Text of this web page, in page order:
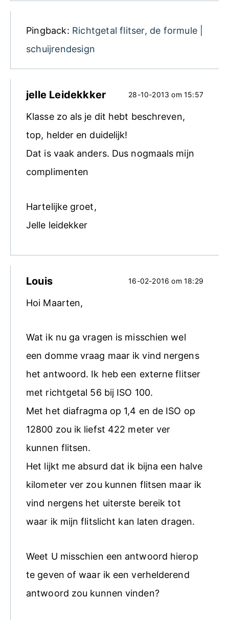
Pingback: Richtgetal flitser, de formule |
schuijrendesign
jelle Leidekkker 28-10-2013 om 15:57
Klasse zo als je dit hebt beschreven,
top, helder en duidelijk!
Dat is vaak anders. Dus nogmaals mijn
complimenten
Hartelijke groet,
Jelle leidekker
Louis 16-02-2016 om 18:29
Hoi Maarten,
Wat ik nu ga vragen is misschien wel
een domme vraag maar ik vind nergens
het antwoord. Ik heb een externe flitser
met richtgetal 56 bij ISO 100.
Met het diafragma op 1,4 en de ISO op
12800 zou ik liefst 422 meter ver
kunnen flitsen.
Het lijkt me absurd dat ik bijna een halve
kilometer ver zou kunnen flitsen maar ik
vind nergens het uiterste bereik tot
waar ik mijn flitslicht kan laten dragen.
Weet U misschien een antwoord hierop
te geven of waar ik een verhelderend
antwoord zou kunnen vinden?